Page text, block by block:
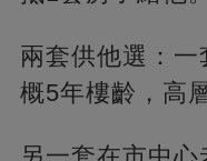
兩套供他選：
概5年樓齡，高